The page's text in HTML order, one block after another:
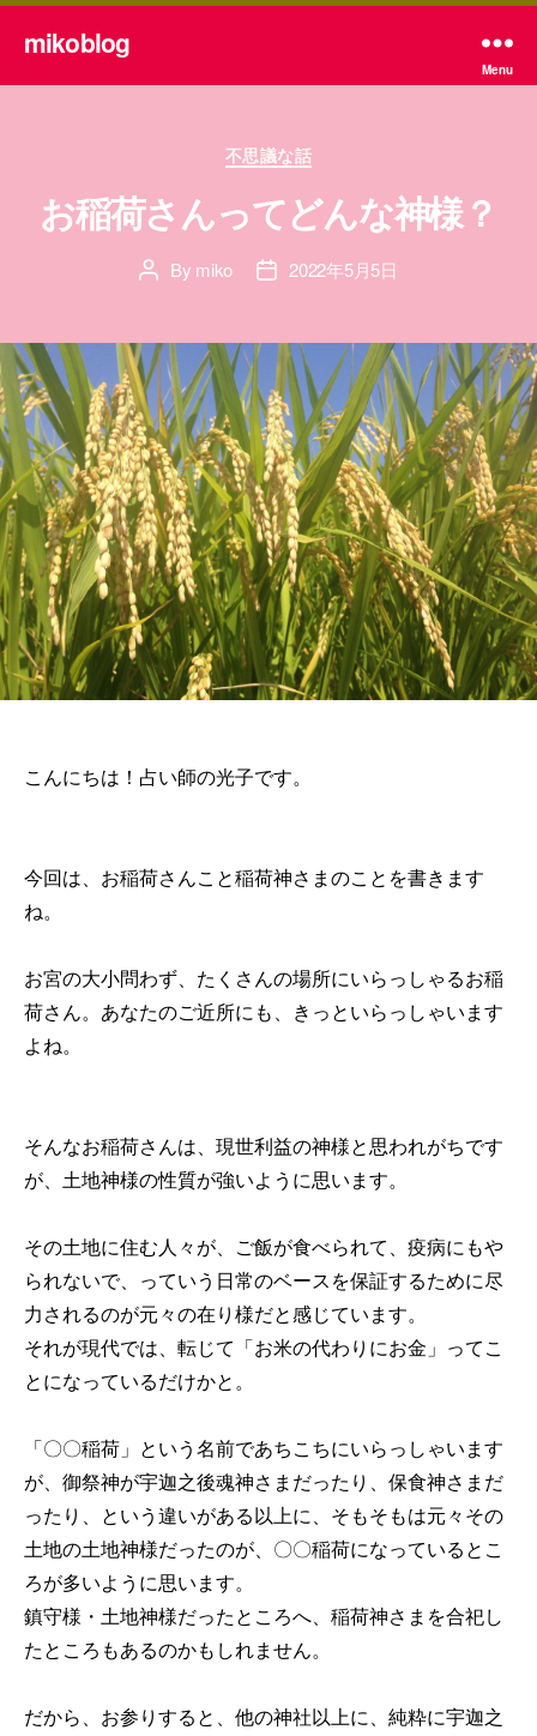
mikoblog
Menu
Categories
不思議な話
お稲荷さんってどんな神様？
PostBy miko
Post2022年5月5日
こんにちは！占い師の光子です。
今回は、お稲荷さんこと稲荷神さまのことを書きます
ね。
お宮の大小問わず、たくさんの場所にいらっしゃるお稲
荷さん。あなたのご近所にも、きっといらっしゃいます
よね。
そんなお稲荷さんは、現世利益の神様と思われがちです
が、土地神様の性質が強いように思います。
その土地に住む人々が、ご飯が食べられて、疫病にもや
られないで、っていう日常のベースを保証するために尽
力されるのが元々の在り様だと感じています。
それが現代では、転じて「お米の代わりにお金」ってこ
とになっているだけかと。
「〇〇稲荷」という名前であちこちにいらっしゃいます
が、御祭神が宇迦之後魂神さまだったり、保食神さまだ
ったり、という違いがある以上に、そもそもは元々その
土地の土地神様だったのが、〇〇稲荷になっているとこ
ろが多いように思います。
鎮守様・土地神様だったところへ、稲荷神さまを合祀し
たところもあるのかもしれません。
だから、お参りすると、他の神社以上に、純粋に宇迦之